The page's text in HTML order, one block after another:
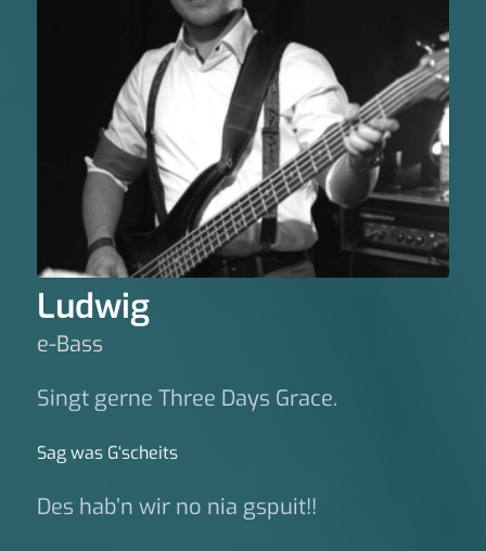
Ludwig
e-Bass
Singt gerne Three Days Grace.
Sag was G‘scheits
Des hab’n wir no nia gspuit!!